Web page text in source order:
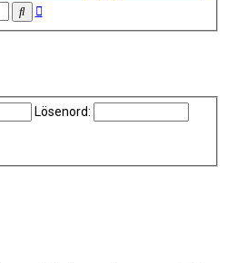
SökAvancerad
Lösenord: